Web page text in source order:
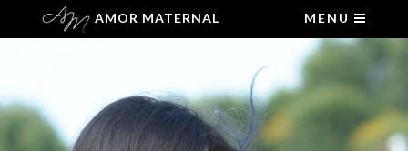
AMOR MATERNAL MENU